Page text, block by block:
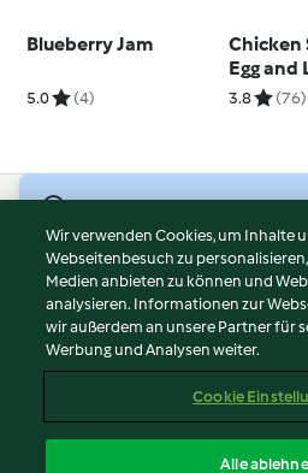
Blueberry Jam
5.0 (4)
Chicken
Egg and
3.8 (76)
Nutzungsbedingungen
Datenschutzrichtlinien
Disclaimer
Impressum
Inhalt melden
Wir verwenden Cookies, um Inhalte
Webseitenbesuch zu
Medien anbieten zu können und
analysieren. Informationen zur
wir außerdem an unsere Partner für
Werbung und Analysen weiter.
Cookie
Alle